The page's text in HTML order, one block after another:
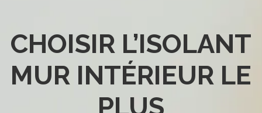
CHOISIR L’ISOLANT
MUR INTÉRIEUR LE